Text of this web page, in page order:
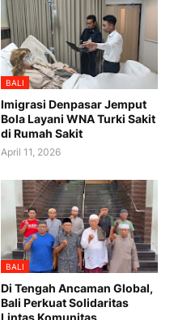
BALI
Imigrasi Denpasar Jemput
Bola Layani WNA Turki Sakit
di Rumah Sakit
April 11, 2026
BALI
Di Tengah Ancaman Global,
Bali Perkuat Solidaritas